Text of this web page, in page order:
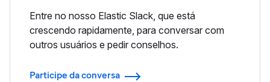
Entre no nosso Elastic Slack, que está
crescendo rapidamente, para conversar com
outros usuários e pedir conselhos.
Participe da conversa